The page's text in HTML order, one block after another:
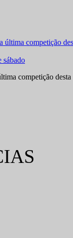
sábado
competição